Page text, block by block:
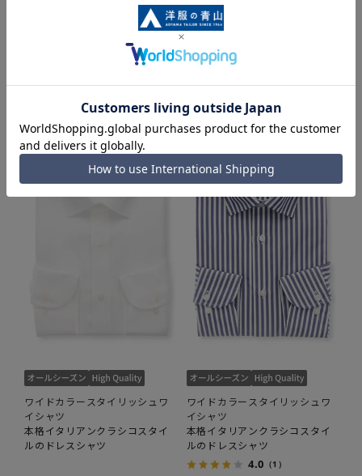
同シリーズアイテム・関連アイテム
ワイドカラースタイリッシュワ
イシャツ
本格イタリアンクラシコスタイ
ルのドレスシャツ
ワイドカラースタイリッシュワ
イシャツ
本格イタリアンクラシコスタイ
ルのドレスシャツ
4.0 （1）